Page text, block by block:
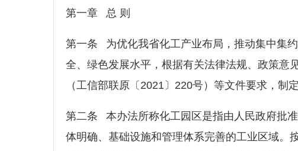
第一章 总 则
第一条 为优化我省化工产业布局，推动集中集
全、绿色发展水平，根据有关法律法规、政策意
（工信部联原〔2021〕220号）等文件要求，
第二条 本办法所称化工园区是指由人民政府批
体明确、基础设施和管理体系完善的工业区域。